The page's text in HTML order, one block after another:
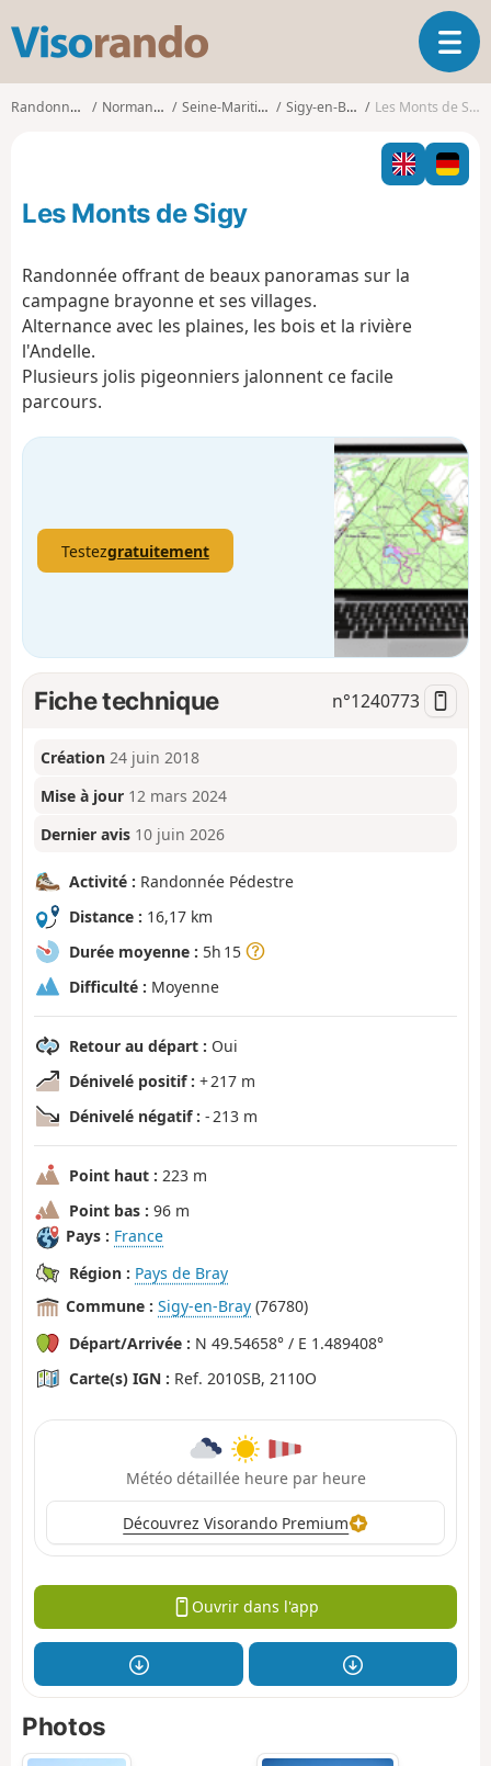
s
o
o
O
u
v
i
r
l
n
Randonnées Normandie Seine-Maritime Sigy-en-Bray Les Monts de Sigy
Les Monts de Sigy
Randonnée offrant de beaux panoramas sur la
campagne brayonne et ses villages.
Alternance avec les plaines, les bois et la rivière
l'Andelle.
Plusieurs jolis pigeonniers jalonnent ce facile
parcours.
Testezgratuitement
Fiche technique n°1240773
Création 24 juin 2018
Mise à jour 12 mars 2024
Dernier avis 10 juin 2026
Activité : Randonnée Pédestre
Distance : 16,17 km
Durée moyenne : 5h 15
Difficulté : Moyenne
Retour au départ : Oui
Dénivelé positif : + 217 m
Dénivelé négatif : - 213 m
Point haut : 223 m
Point bas : 96 m
Pays : France
Région : Pays de Bray
Commune : Sigy-en-Bray (76780)
Départ/Arrivée : N 49.54658° / E 1.489408°
Carte(s) IGN : Ref. 2010SB, 2110O
Météo détaillée heure par heure
Découvrez Visorando Premium
Ouvrir dans l'app
Photos